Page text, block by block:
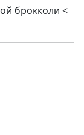
брокколи <